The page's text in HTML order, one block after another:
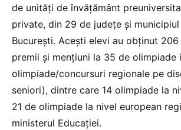
de unități de învățământ
private, din 29 de județe și municipiul
București. Acești elevi au obținut
premii și mențiuni la 35 de olimpiade
olimpiade/concursuri regionale pe
seniori), dintre care 14 olimpiade la
21 de olimpiade la nivel european
ministerul Educației.